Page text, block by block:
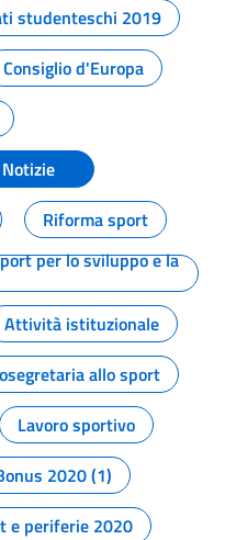
studenteschi 2019
Consiglio d'Europa
Notizie
Riforma sport
per lo sviluppo e la
Attività istituzionale
allo sport
Lavoro sportivo
2020 (1)
e periferie 2020